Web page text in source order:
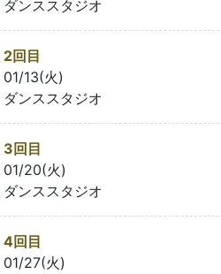
ダンススタジオ
2回目
01/13(火)
ダンススタジオ
3回目
01/20(火)
ダンススタジオ
4回目
01/27(火)